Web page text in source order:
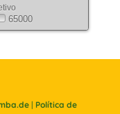
65000
| Política de